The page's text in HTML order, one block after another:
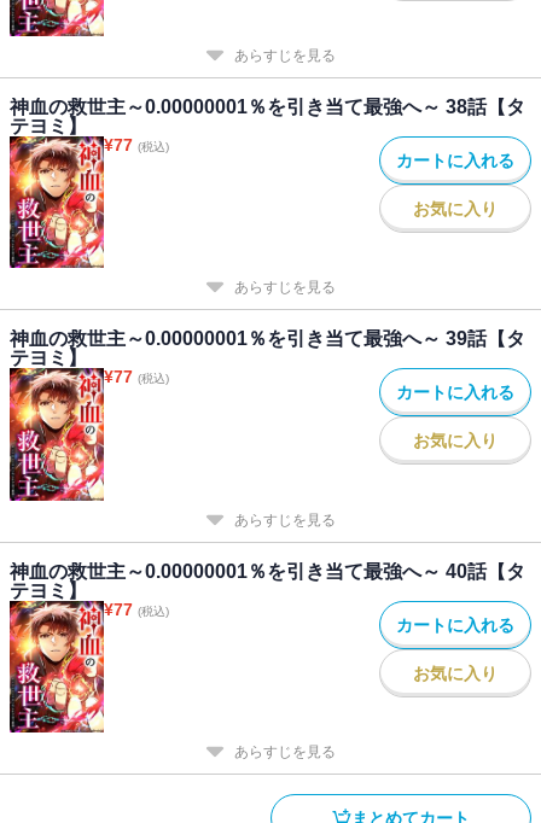
あらすじを見る
神血の救世主～0.00000001％を引き当て最強へ～ 38話【タ
テヨミ】
¥77 (税込)
カートに入れる
お気に入り
あらすじを見る
神血の救世主～0.00000001％を引き当て最強へ～ 39話【タ
テヨミ】
¥77 (税込)
カートに入れる
お気に入り
あらすじを見る
神血の救世主～0.00000001％を引き当て最強へ～ 40話【タ
テヨミ】
¥77 (税込)
カートに入れる
お気に入り
あらすじを見る
まとめてカート